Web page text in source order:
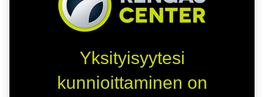
Yksityisyytesi
kunnioittaminen on